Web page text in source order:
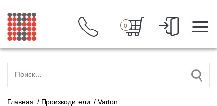
0
Главная / Производители / Varton